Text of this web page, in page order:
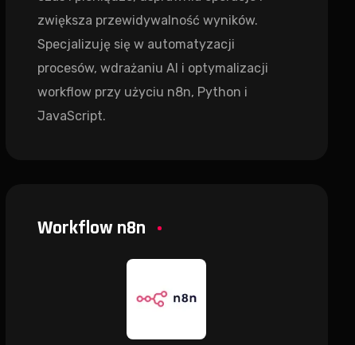
zwiększa przewidywalność wyników.
Specjalizuję się w automatyzacji
procesów, wdrażaniu AI i optymalizacji
workflow przy użyciu n8n, Python i
JavaScript.
Workflow n8n